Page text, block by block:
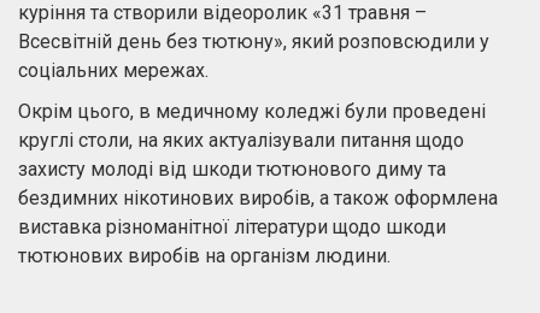
куріння та створили відеоролик «31 травня –
Всесвітній день без тютюну», який розповсюдили у
соціальних мережах.
Окрім цього, в медичному коледжі були проведені
круглі столи, на яких актуалізували питання щодо
захисту молоді від шкоди тютюнового диму та
бездимних нікотинових виробів, а також оформлена
виставка різноманітної літератури щодо шкоди
тютюнових виробів на організм людини.